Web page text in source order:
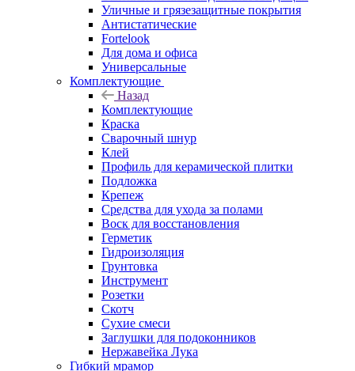
Уличные и грязезащитные покрытия
Антистатические
Fortelook
Для дома и офиса
Универсальные
Комплектующие
Назад
Комплектующие
Краска
Сварочный шнур
Клей
Профиль для керамической плитки
Подложка
Крепеж
Средства для ухода за полами
Воск для восстановления
Герметик
Гидроизоляция
Грунтовка
Инструмент
Розетки
Скотч
Сухие смеси
Заглушки для подоконников
Нержавейка Лука
Гибкий мрамор